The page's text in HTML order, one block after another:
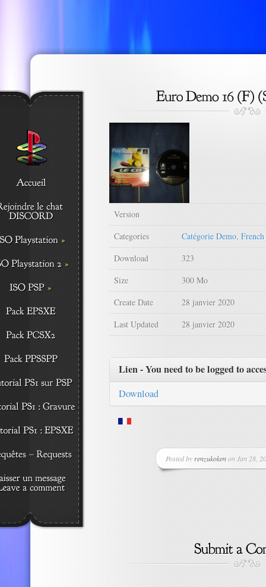
Version
Categories
Catégorie Demo, French
Download
323
Size
300 Mo
Create Date
28 janvier 2020
Last Updated
28 janvier 2020
Lien - You need to be logged to
Download
Posted by renzukokenon Jan 28,